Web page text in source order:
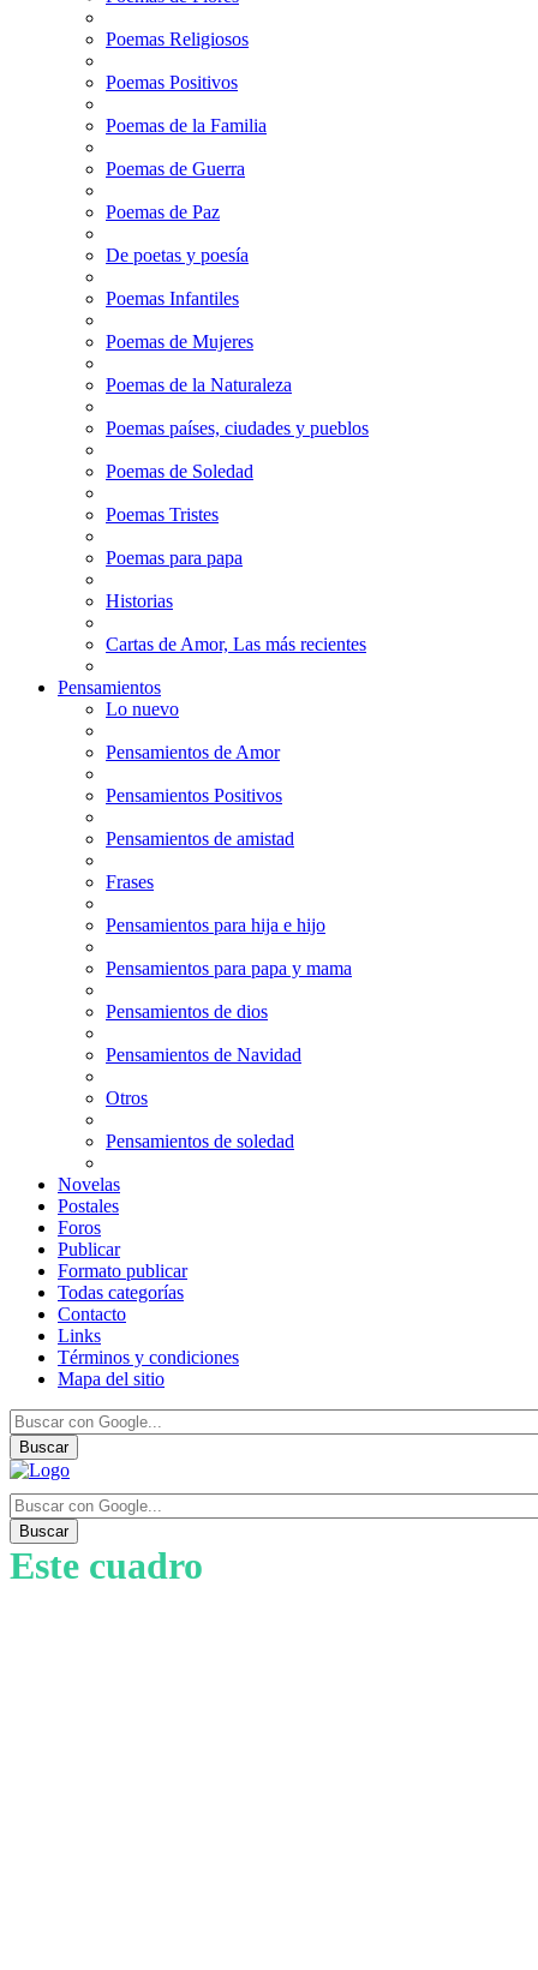
Poemas Religiosos
Poemas Positivos
Poemas de la Familia
Poemas de Guerra
Poemas de Paz
De poetas y poesía
Poemas Infantiles
Poemas de Mujeres
Poemas de la Naturaleza
Poemas países, ciudades y pueblos
Poemas de Soledad
Poemas Tristes
Poemas para papa
Historias
Cartas de Amor, Las más recientes
Pensamientos
Lo nuevo
Pensamientos de Amor
Pensamientos Positivos
Pensamientos de amistad
Frases
Pensamientos para hija e hijo
Pensamientos para papa y mama
Pensamientos de dios
Pensamientos de Navidad
Otros
Pensamientos de soledad
Novelas
Postales
Foros
Publicar
Formato publicar
Todas categorías
Contacto
Links
Términos y condiciones
Mapa del sitio
Buscar
Buscar
Este cuadro